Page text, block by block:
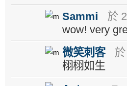
Sammi
於
wow! very
微笑刺客
栩栩如生